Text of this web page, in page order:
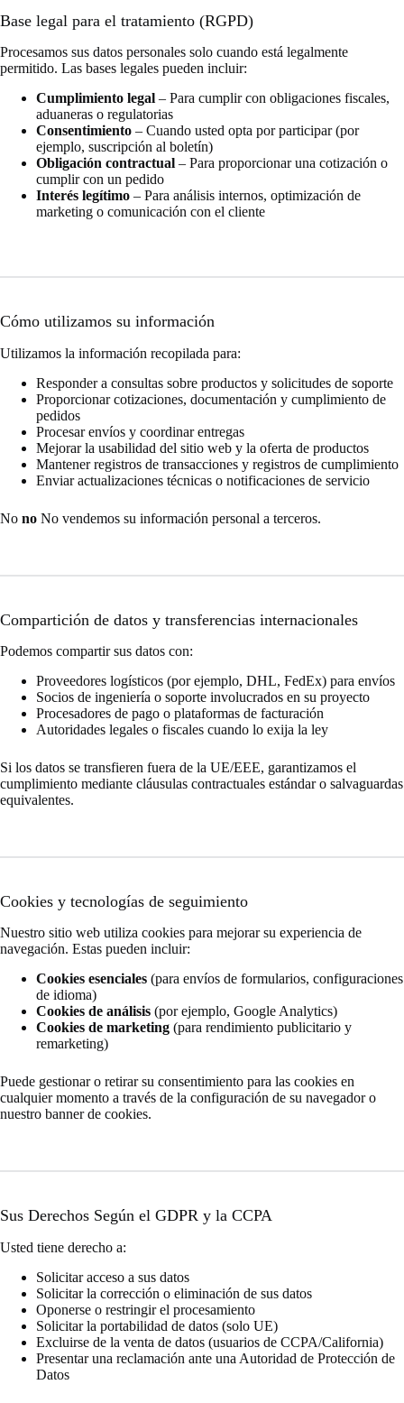
Base legal para el tratamiento (RGPD)
Procesamos sus datos personales solo cuando está legalmente
permitido. Las bases legales pueden incluir:
Cumplimiento legal – Para cumplir con obligaciones fiscales,
aduaneras o regulatorias
Consentimiento – Cuando usted opta por participar (por
ejemplo, suscripción al boletín)
Obligación contractual – Para proporcionar una cotización o
cumplir con un pedido
Interés legítimo – Para análisis internos, optimización de
marketing o comunicación con el cliente
Cómo utilizamos su información
Utilizamos la información recopilada para:
Responder a consultas sobre productos y solicitudes de soporte
Proporcionar cotizaciones, documentación y cumplimiento de
pedidos
Procesar envíos y coordinar entregas
Mejorar la usabilidad del sitio web y la oferta de productos
Mantener registros de transacciones y registros de cumplimiento
Enviar actualizaciones técnicas o notificaciones de servicio
No no No vendemos su información personal a terceros.
Compartición de datos y transferencias internacionales
Podemos compartir sus datos con:
Proveedores logísticos (por ejemplo, DHL, FedEx) para envíos
Socios de ingeniería o soporte involucrados en su proyecto
Procesadores de pago o plataformas de facturación
Autoridades legales o fiscales cuando lo exija la ley
Si los datos se transfieren fuera de la UE/EEE, garantizamos el
cumplimiento mediante cláusulas contractuales estándar o salvaguardas
equivalentes.
Cookies y tecnologías de seguimiento
Nuestro sitio web utiliza cookies para mejorar su experiencia de
navegación. Estas pueden incluir:
Cookies esenciales (para envíos de formularios, configuraciones
de idioma)
Cookies de análisis (por ejemplo, Google Analytics)
Cookies de marketing (para rendimiento publicitario y
remarketing)
Puede gestionar o retirar su consentimiento para las cookies en
cualquier momento a través de la configuración de su navegador o
nuestro banner de cookies.
Sus Derechos Según el GDPR y la CCPA
Usted tiene derecho a:
Solicitar acceso a sus datos
Solicitar la corrección o eliminación de sus datos
Oponerse o restringir el procesamiento
Solicitar la portabilidad de datos (solo UE)
Excluirse de la venta de datos (usuarios de CCPA/California)
Presentar una reclamación ante una Autoridad de Protección de
Datos